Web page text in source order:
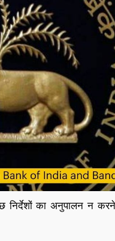
निर्देशों का अनुपालन न